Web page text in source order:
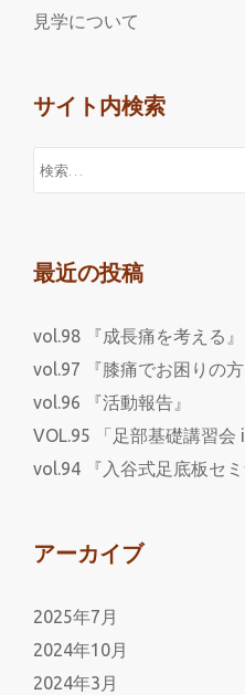
見学について
サイト内検索
最近の投稿
vol.98 『成長痛を考える』
vol.97 『膝痛でお困りの方
vol.96 『活動報告』
VOL.95 「足部基礎講習会
vol.94 『入谷式足底板セ
アーカイブ
2025年7月
2024年10月
2024年3月